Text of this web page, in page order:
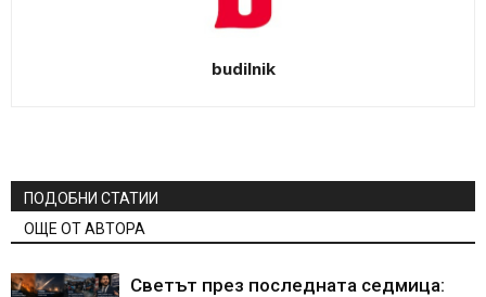
budilnik
ПОДОБНИ СТАТИИ
ОЩЕ ОТ АВТОРА
Светът през последната седмица: